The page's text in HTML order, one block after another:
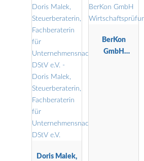
Doris Malek,
BerKon
GmbH